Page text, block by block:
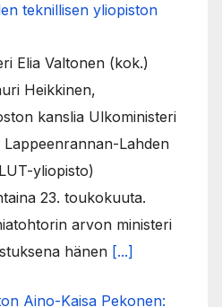
teknillisen yliopiston
Elia Valtonen (kok.)
Heikkinen,
kanslia Ulkoministeri
Lappeenrannan-Lahden
yliopisto)
23. toukokuuta.
arvon ministeri
hänen [...]
Aino-Kaisa Pekonen: